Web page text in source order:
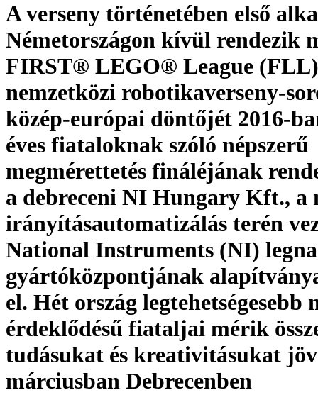
A verseny történetében első
Németországon kívül rendezik
FIRST® LEGO® League (FLL)
nemzetközi robotikaverseny-
közép-európai döntőjét 2016-
éves fiataloknak szóló népszerű
megmérettetés fináléjának
a debreceni NI Hungary Kft., a
irányításautomatizálás terén
National Instruments (NI)
gyártóközpontjának
el. Hét ország legtehetségesebb
érdeklődésű fiataljai mérik
tudásukat és kreativitásukat
márciusban Debrecenben